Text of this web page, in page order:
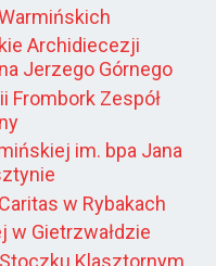
Archidiecezji
Jerzego Górnego
Frombork Zespół
im. bpa Jana
w Rybakach
w Gietrzwałdzie
Klasztornym